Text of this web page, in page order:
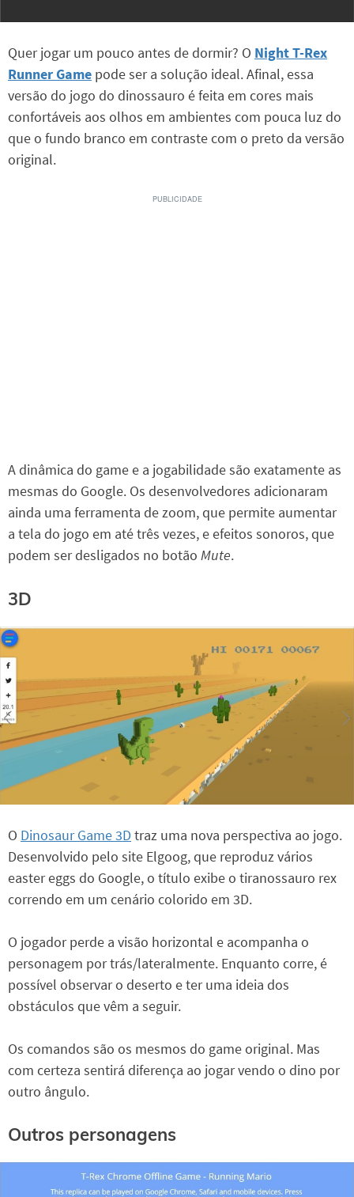
Quer jogar um pouco antes de dormir? O Night T-Rex
Runner Game pode ser a solução ideal. Afinal, essa
versão do jogo do dinossauro é feita em cores mais
confortáveis aos olhos em ambientes com pouca luz do
que o fundo branco em contraste com o preto da versão
original.
A dinâmica do game e a jogabilidade são exatamente as
mesmas do Google. Os desenvolvedores adicionaram
ainda uma ferramenta de zoom, que permite aumentar
a tela do jogo em até três vezes, e efeitos sonoros, que
podem ser desligados no botão Mute.
3D
O Dinosaur Game 3Dtraz uma nova perspectiva ao jogo.
Desenvolvido pelo site Elgoog, que reproduz vários
easter eggs do Google, o título exibe o tiranossauro rex
correndo em um cenário colorido em 3D.
O jogador perde a visão horizontal e acompanha o
personagem por trás/lateralmente. Enquanto corre, é
possível observar o deserto e ter uma ideia dos
obstáculos que vêm a seguir.
Os comandos são os mesmos do game original. Mas
com certeza sentirá diferença ao jogar vendo o dino por
outro ângulo.
Outros personagens